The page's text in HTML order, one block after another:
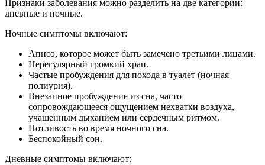
Признаки заболевания можно разделить на две категории:
дневные и ночные.
Ночные симптомы включают:
Апноэ, которое может быть замечено третьими лицами.
Нерегулярный громкий храп.
Частые пробуждения для похода в туалет (ночная
полиурия).
Внезапное пробуждение из сна, часто
сопровождающееся ощущением нехватки воздуха,
учащенным дыханием или сердечным ритмом.
Потливость во время ночного сна.
Беспокойный сон.
Дневные симптомы включают: